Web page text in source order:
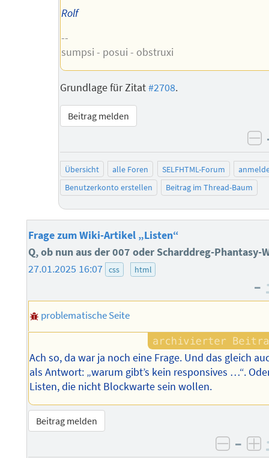
Rolf
--
sumpsi - posui - obstruxi
Grundlage für Zitat#2708.
Beitrag melden
Übersicht alle Foren SELFHTML-Forum
Benutzerkonto erstellen
Beitrag im Thread-Baum
Frage zum Wiki-Artikel „Listen“
Q, ob nun aus der 007 oder Scharddreg-Phantasy-
27.01.2025 16:07 css html
–
problematische Seite
Ach so, da war ja noch eine Frage. Und das gleich
als Antwort: „warum gibt’s kein responsives …“.
Listen, die nicht Blockwarte sein wollen.
Beitrag melden
–